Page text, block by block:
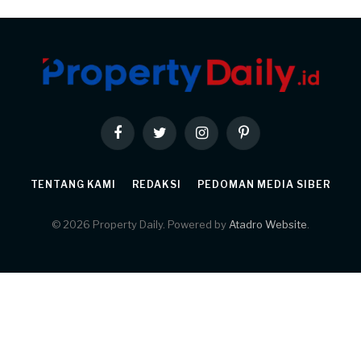
FacebookTwitter InstagramPinterest
TENTANG KAMI REDAKSI PEDOMAN MEDIA SIBER
© 2026 Property Daily. Powered by Atadro Website